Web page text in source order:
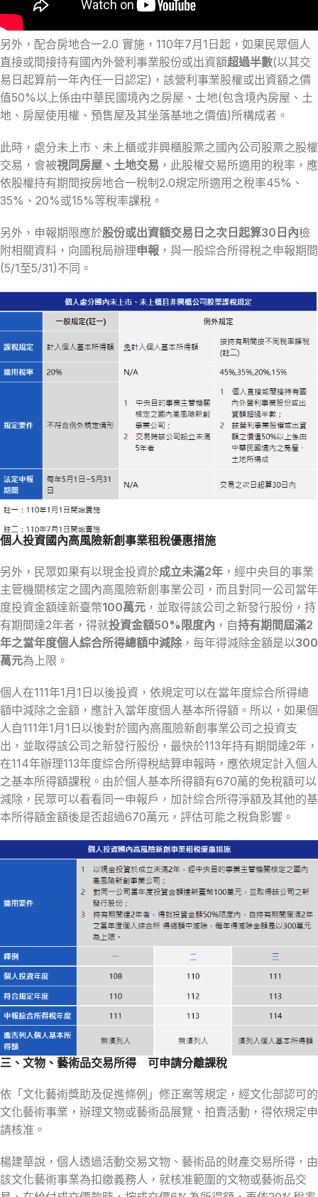
另外，配合房地合一2.0 實施，110年7月1日起，如果民眾個人
直接或間接持有國內外營利事業股份或出資額超過半數(以其交
易日起算前一年內任一日認定)，該營利事業股權或出資額之價
值50%以上係由中華民國境內之房屋、土地(包含境內房屋、土
地、房屋使用權、預售屋及其坐落基地之價值)所構成者。
此時，處分未上市、未上櫃或非興櫃股票之國內公司股票之股權
交易，會被視同房屋、土地交易 ，此股權交易所適用的稅率，應
依股權持有期間按房地合一稅制2.0規定所適用之稅率45%、
35%、20%或15%等稅率課稅。
另外，申報期限應於股份或出資額交易日之次日起算30日內檢
附相關資料，向國稅局辦理申報 ，與一般綜合所得稅之申報期間
(5/1至5/31)不同。
個人投資國內高風險新創事業租稅優惠措施
另外，民眾如果有以現金投資於成立未滿2年 ，經中央目的事業
主管機關核定之國內高風險新創事業公司，而且對同一公司當年
度投資金額達新臺幣100萬元 ，並取得該公司之新發行股份，持
有期間達2年者，得就投資金額50%限度內 ，自持有期間屆滿2
年之當年度個人綜合所得總額中減除，每年得減除金額是以300
萬元為上限。
個人在111年1月1日以後投資，依規定可以在當年度綜合所得總
額中減除之金額，應計入當年度個人基本所得額。所以，如果個
人自111年1月1日以後對於國內高風險新創事業公司之投資支
出，並取得該公司之新發行股份，最快於113年持有期間達2年，
在114年辦理113年度綜合所得稅結算申報時，應依規定計入個人
之基本所得額課稅。由於個人基本所得額有670萬的免稅額可以
減除，民眾可以看看同一申報戶，加計綜合所得淨額及其他的基
本所得額金額後是否超過670萬元，評估可能之稅負影響。
三、文物、藝術品交易所得 可申請分離課稅
依「文化藝術獎助及促進條例」修正案等規定，經文化部認可的
文化藝術事業，辦理文物或藝術品展覽、拍賣活動，得依規定申
請核准。
楊建華說，個人透過活動交易文物、藝術品的財產交易所得，由
該文化藝術事業為扣繳義務人，就核准範圍的文物或藝術品交